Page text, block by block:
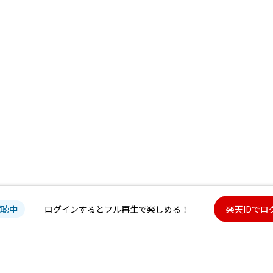
中 ログインするとフル再生で楽しめる！ 楽天IDでロ